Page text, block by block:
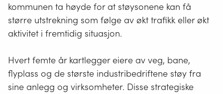
kommunen ta høyde for at støysonene kan få
større utstrekning som følge av økt trafikk eller økt
aktivitet i fremtidig situasjon.
Hvert femte år kartlegger eiere av veg, bane,
flyplass og de største industribedriftene støy fra
sine anlegg og virksomheter. Disse strategiske